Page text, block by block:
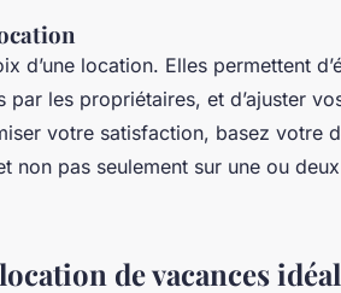
d’une location. Elles permettent
les propriétaires, et d’ajuster
votre satisfaction, basez votre
non pas seulement sur une ou
de vacances